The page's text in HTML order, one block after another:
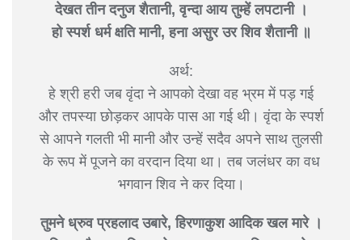
देखत तीन दनुज शैतानी, वृन्दा आय तुम्हें लपटानी ।
हो स्पर्श धर्म क्षति मानी, हना असुर उर शिव शैतानी ॥
अर्थ:
हे श्री हरी जब वृंदा ने आपको देखा वह भ्रम में पड़ गई
और तपस्या छोड़कर आपके पास आ गई थी। वृंदा के स्पर्श
से आपने गलती भी मानी और उन्हें सदैव अपने साथ तुलसी
के रूप में पूजने का वरदान दिया था। तब जलंधर का वध
भगवान शिव ने कर दिया।
तुमने ध्रुव प्रहलाद उबारे, हिरणाकुश आदिक खल मारे ।